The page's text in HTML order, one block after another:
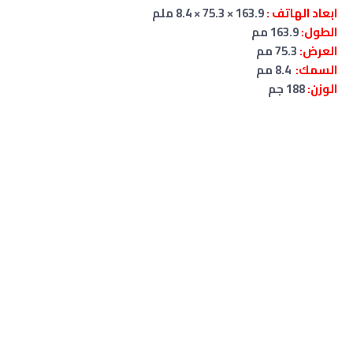
ابعاد الهاتف :
الطول:
العرض:
السمك:
الوزن: